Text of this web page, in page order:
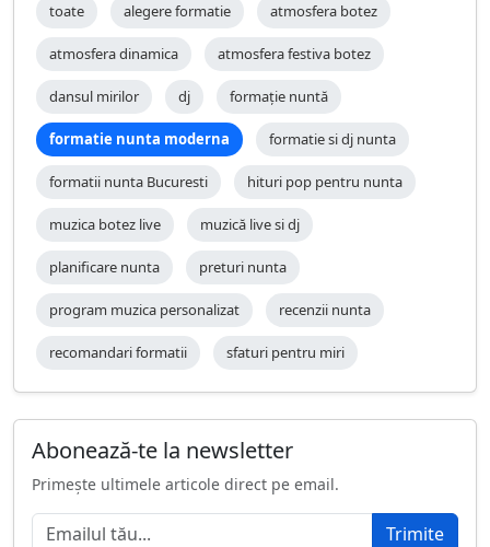
toate alegere formatie atmosfera botez
atmosfera dinamica atmosfera festiva botez
dansul mirilor dj formație nuntă
formatie nunta moderna formatie si dj nunta
formatii nunta Bucuresti hituri pop pentru nunta
muzica botez live muzică live si dj
planificare nunta preturi nunta
program muzica personalizat recenzii nunta
recomandari formatii sfaturi pentru miri
Abonează-te la newsletter
Primește ultimele articole direct pe email.
Trimite